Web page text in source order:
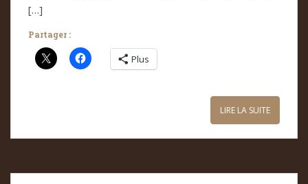
[…]
Partager :
Plus
LIRE LA SUITE